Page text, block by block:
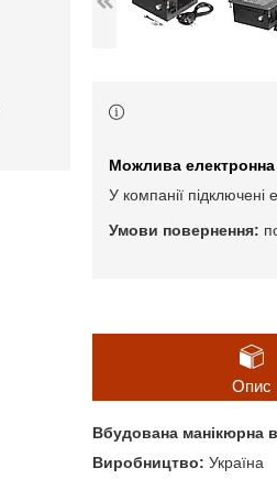
У компанії
Опис
Вбудована манікюрна
Виробництво: Україна